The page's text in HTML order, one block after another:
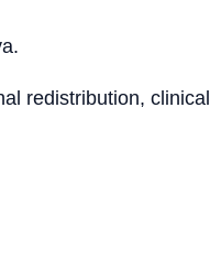
redistribution,